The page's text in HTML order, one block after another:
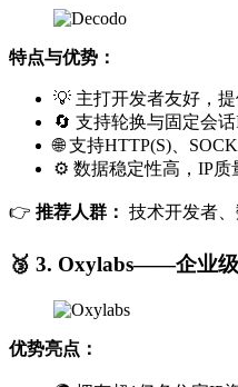
特点与优势：
💡 主打开发者友好，
🔄 支持轮换与固定会
🌐 支持HTTP(S)、
⚙️ 数据稳定性高，IP质
👉 推荐人群： 技术开发者
🥉 3. Oxylabs——企业
优势亮点：